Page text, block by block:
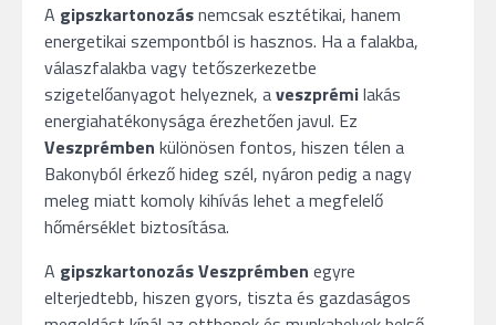
A gipszkartonozásnemcsak esztétikai, hanem
energetikai szempontból is hasznos. Ha a falakba,
válaszfalakba vagy tetőszerkezetbe
szigetelőanyagot helyeznek, aveszprémilakás
energiahatékonysága érezhetően javul. Ez
Veszprémben különösen fontos, hiszen télen a
Bakonyból érkező hideg szél, nyáron pedig a nagy
meleg miatt komoly kihívás lehet a megfelelő
hőmérséklet biztosítása.
A gipszkartonozás Veszprémben egyre
elterjedtebb, hiszen gyors, tiszta és gazdaságos